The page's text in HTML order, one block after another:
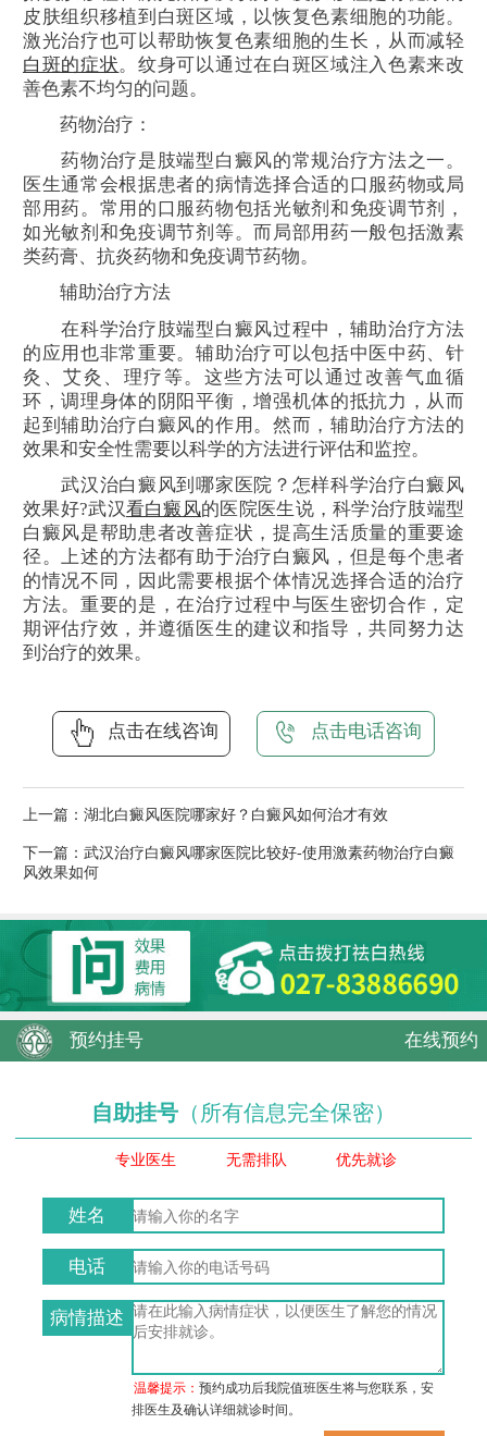
皮肤组织移植到白斑区域，以恢复色素细胞的功能。
激光治疗也可以帮助恢复色素细胞的生长，从而减轻
白斑的症状。纹身可以通过在白斑区域注入色素来改
善色素不均匀的问题。
药物治疗：
药物治疗是肢端型白癜风的常规治疗方法之一。
医生通常会根据患者的病情选择合适的口服药物或局
部用药。常用的口服药物包括光敏剂和免疫调节剂，
如光敏剂和免疫调节剂等。而局部用药一般包括激素
类药膏、抗炎药物和免疫调节药物。
辅助治疗方法
在科学治疗肢端型白癜风过程中，辅助治疗方法
的应用也非常重要。辅助治疗可以包括中医中药、针
灸、艾灸、理疗等。这些方法可以通过改善气血循
环，调理身体的阴阳平衡，增强机体的抵抗力，从而
起到辅助治疗白癜风的作用。然而，辅助治疗方法的
效果和安全性需要以科学的方法进行评估和监控。
武汉治白癜风到哪家医院？怎样科学治疗白癜风
效果好?武汉看白癜风的医院医生说，科学治疗肢端型
白癜风是帮助患者改善症状，提高生活质量的重要途
径。上述的方法都有助于治疗白癜风，但是每个患者
的情况不同，因此需要根据个体情况选择合适的治疗
方法。重要的是，在治疗过程中与医生密切合作，定
期评估疗效，并遵循医生的建议和指导，共同努力达
到治疗的效果。
点击在线咨询 点击电话咨询
上一篇： 湖北白癜风医院哪家好？白癜风如何治才有效
下一篇： 武汉治疗白癜风哪家医院比较好-使用激素药物治疗白癜
风效果如何
预约挂号 在线预约
自助挂号 （所有信息完全保密）
专业医生 无需排队 优先就诊
姓名
电话
病情描述
温馨提示：预约成功后我院值班医生将与您联系，安
排医生及确认详细就诊时间。